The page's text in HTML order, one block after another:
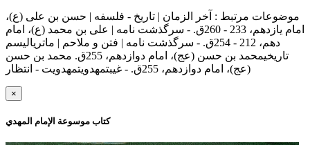
موضوعات مرتبط : آخر الزمان | تاریخ - فلسفه | حسن بن علی (ع)،
امام یازدهم، 233 - 260ق. - سرگذشت نامه | علی بن محمد (ع)، امام
دهم، 212 - 254ق. - سرگذشت نامه | فتن و ملاحم | ماتریالیسم
تاریخیمحمد بن حسن (عج)، امام دوازدهم، 255ق. محمد بن حسن
(عج)، امام دوازدهم، 255ق. - غیبتمهدویتمهدویت - انتظار
×
کتاب موسوعة الإمام المهدي